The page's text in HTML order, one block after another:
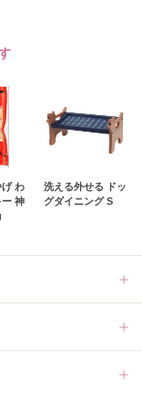
げ わ
ー 神
洗える外せる ドッ
グダイニング S